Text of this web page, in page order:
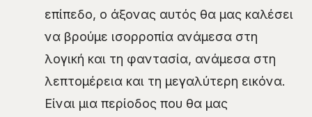
επίπεδο, ο άξονας αυτός θα μας καλέσει
να βρούμε ισορροπία ανάμεσα στη
λογική και τη φαντασία, ανάμεσα στη
λεπτομέρεια και τη μεγαλύτερη εικόνα.
Είναι μια περίοδος που θα μας